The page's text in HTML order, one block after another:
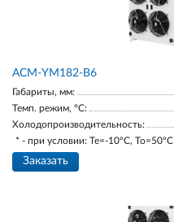
АСМ-YM182-В6
Габариты, мм:
Темп. режим, °С:
Холодопроизводительность:
* - при условии: Te=-10ºC, To=50ºC
Заказать